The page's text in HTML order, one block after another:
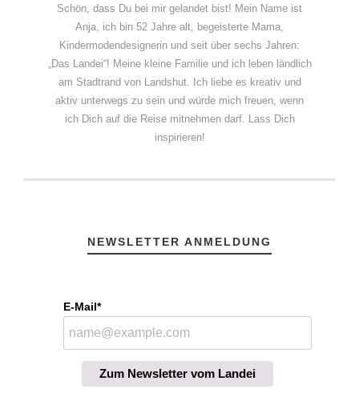
Schön, dass Du bei mir gelandet bist! Mein Name ist
Anja, ich bin 52 Jahre alt, begeisterte Mama,
Kindermodendesignerin und seit über sechs Jahren:
„Das Landei“! Meine kleine Familie und ich leben ländlich
am Stadtrand von Landshut. Ich liebe es kreativ und
aktiv unterwegs zu sein und würde mich freuen, wenn
ich Dich auf die Reise mitnehmen darf. Lass Dich
inspirieren!
NEWSLETTER ANMELDUNG
E-Mail*
Zum Newsletter vom Landei